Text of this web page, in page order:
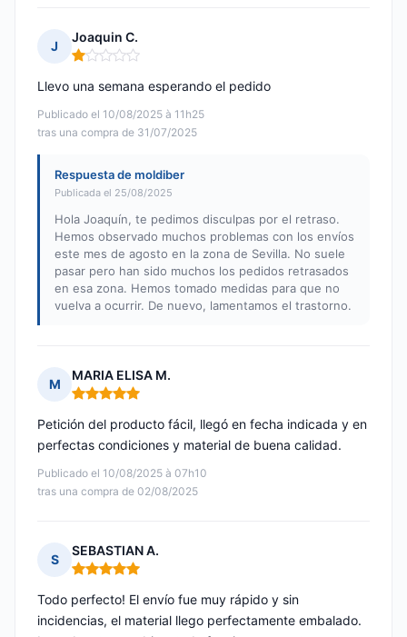
J
Joaquin C.
Nota: 1 de 5
Publicado el 10/08/2025 à 11h25
tras una compra de 31/07/2025
Llevo una semana esperando el pedido
Respuesta de moldiber
Publicada el 25/08/2025
Hola Joaquín, te pedimos disculpas por el retraso.
Hemos observado muchos problemas con los envíos
este mes de agosto en la zona de Sevilla. No suele
pasar pero han sido muchos los pedidos retrasados
en esa zona. Hemos tomado medidas para que no
vuelva a ocurrir. De nuevo, lamentamos el trastorno.
M
MARIA ELISA M.
Nota: 5 de 5
Publicado el 10/08/2025 à 07h10
tras una compra de 02/08/2025
Petición del producto fácil, llegó en fecha indicada y en
perfectas condiciones y material de buena calidad.
S
SEBASTIAN A.
Nota: 5 de 5
Todo perfecto! El envío fue muy rápido y sin
incidencias, el material llego perfectamente embalado.